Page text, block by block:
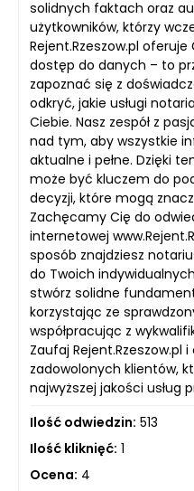
solidnych faktach oraz
użytkowników, którzy
Rejent.Rzeszow.pl
dostęp do danych – to
zapoznać się z
odkryć, jakie usługi
Ciebie. Nasz zespół z
nad tym, aby wszystkie
aktualne i pełne. Dzięki
może być kluczem do
decyzji, które mogą
Zachęcamy Cię do
internetowej
sposób znajdziesz
do Twoich
stwórz solidne
korzystając ze
współpracując z
Zaufaj Rejent.Rzeszow.pl
zadowolonych klientów,
najwyższej jakości usług
Ilość odwiedzin: 513
Ilość kliknięć: 1
Ocena: 4